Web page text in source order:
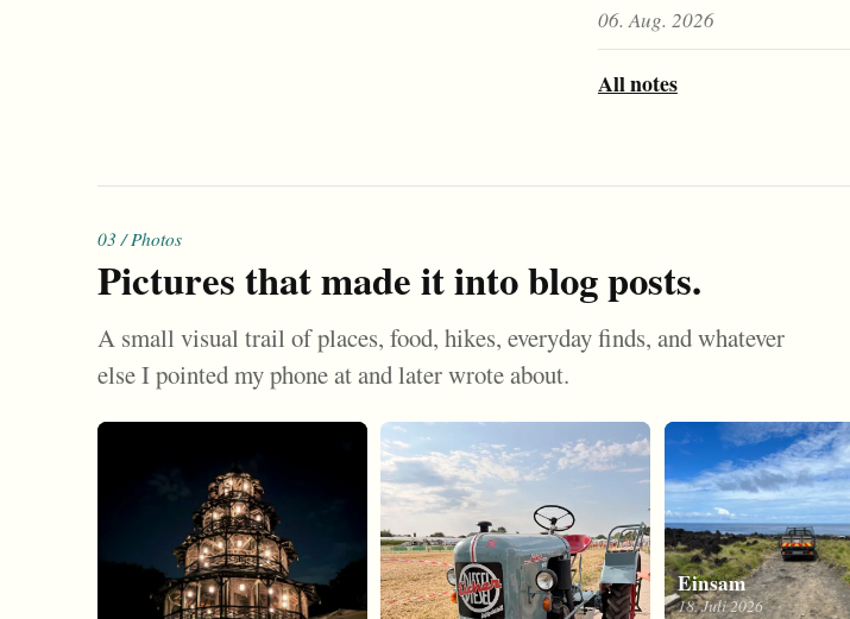
06. Aug. 2026
All notes
03 / Photos
Pictures that made it into blog posts.
A small visual trail of places, food, hikes, everyday finds, and whatever
else I pointed my phone at and later wrote about.
Einsam
18. Juli 2026